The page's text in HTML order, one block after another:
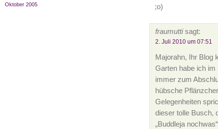
Oktober 2005
;o)
fraumuttisagt:
2. Juli 2010 um 07:51
Majorahn, Ihr Blog
Garten habe ich
immer zum
hübsche
Gelegenheiten
dieser tolle Busch,
„Buddleja